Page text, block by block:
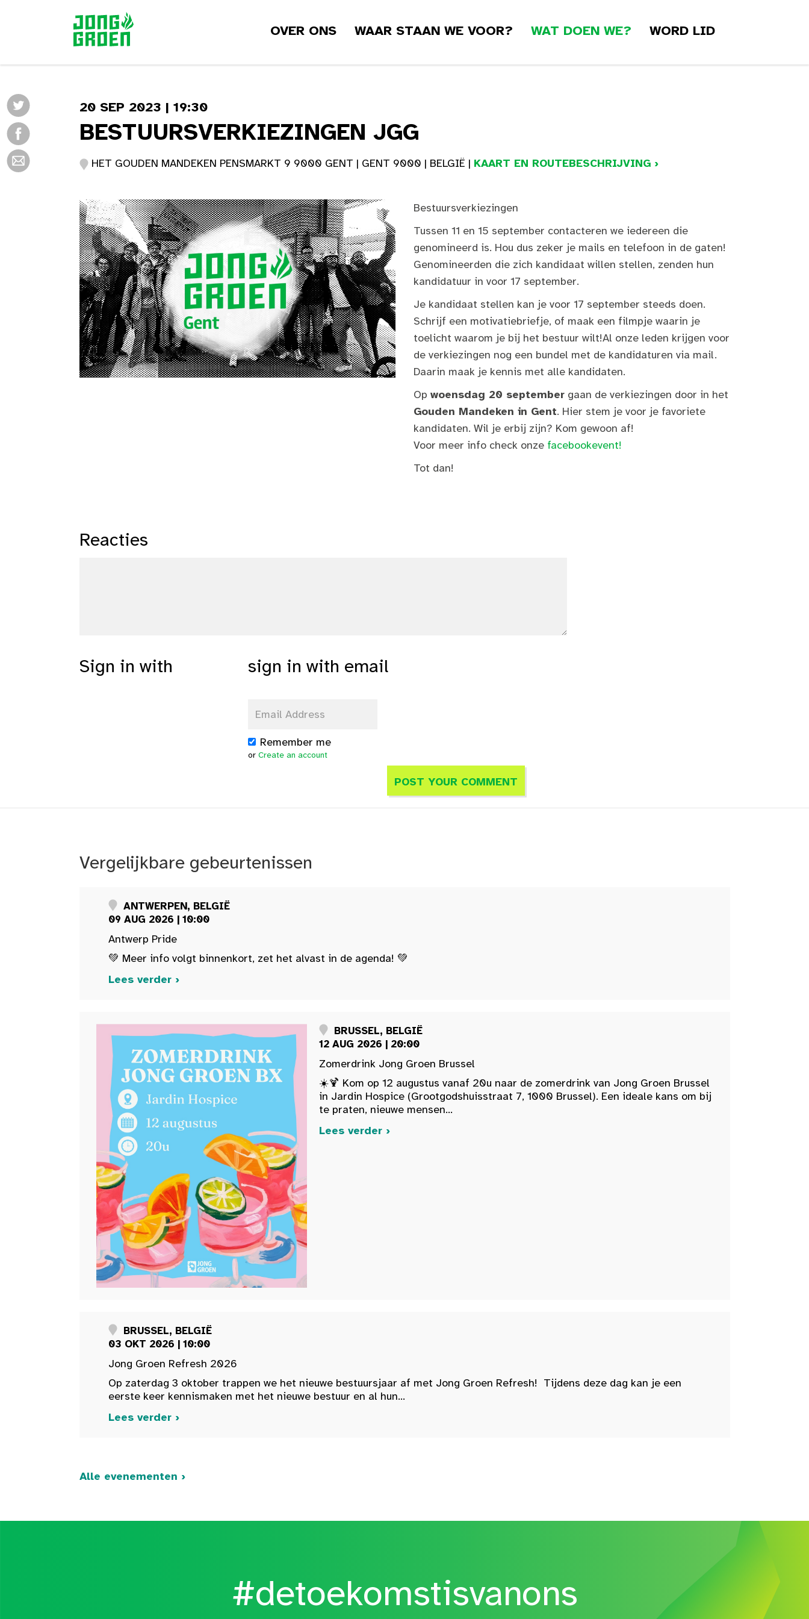
OVER ONS WAAR STAAN WE VOOR? WAT DOEN WE? WORD LID
20 SEP 2023 | 19:30
BESTUURSVERKIEZINGEN JGG
HET GOUDEN MANDEKEN PENSMARKT 9 9000 GENT | GENT 9000 | BELGIË | KAART EN ROUTEBESCHRIJVING ›
Bestuursverkiezingen
Tussen 11 en 15 september contacteren we iedereen die
genomineerd is. Hou dus zeker je mails en telefoon in de gaten!
Genomineerden die zich kandidaat willen stellen, zenden hun
kandidatuur in voor 17 september.
Je kandidaat stellen kan je voor 17 september steeds doen.
Schrijf een motivatiebriefje, of maak een filmpje waarin je
toelicht waarom je bij het bestuur wilt!Al onze leden krijgen voor
de verkiezingen nog een bundel met de kandidaturen via mail.
Daarin maak je kennis met alle kandidaten.
Op woensdag 20 september gaan de verkiezingen door in het
Gouden Mandeken in Gent. Hier stem je voor je favoriete
kandidaten. Wil je erbij zijn? Kom gewoon af!
Voor meer info check onze facebookevent!
Tot dan!
Reacties
Sign in with sign in with email
Remember me
or Create an account
Vergelijkbare gebeurtenissen
ANTWERPEN, BELGIË
09 AUG 2026 | 10:00
Antwerp Pride
💚 Meer info volgt binnenkort, zet het alvast in de agenda! 💚
Lees verder ›
BRUSSEL, BELGIË
12 AUG 2026 | 20:00
Zomerdrink Jong Groen Brussel
☀️🍹 Kom op 12 augustus vanaf 20u naar de zomerdrink van Jong Groen Brussel
in Jardin Hospice (Grootgodshuisstraat 7, 1000 Brussel). Een ideale kans om bij
te praten, nieuwe mensen...
Lees verder ›
BRUSSEL, BELGIË
03 OKT 2026 | 10:00
Jong Groen Refresh 2026
Op zaterdag 3 oktober trappen we het nieuwe bestuursjaar af met Jong Groen Refresh! Tijdens deze dag kan je een
eerste keer kennismaken met het nieuwe bestuur en al hun...
Lees verder ›
Alle evenementen ›
#detoekomstisvanons